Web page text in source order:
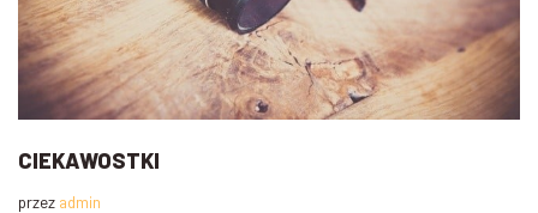
CIEKAWOSTKI
przez admin